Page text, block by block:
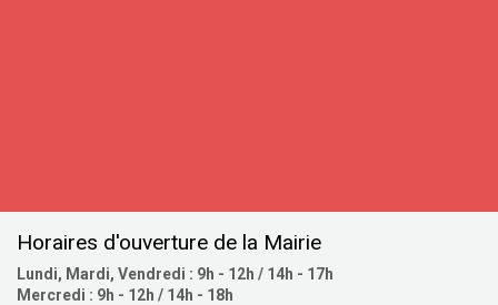
Horaires d'ouverture de la Mairie
Lundi, Mardi, Vendredi : 9h - 12h / 14h - 17h
Mercredi : 9h - 12h / 14h - 18h